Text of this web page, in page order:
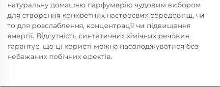
натуральну домашню парфумерію чудовим вибором
для створення конкретних настроєвих середовищ, чи
то для розслаблення, концентрації чи підвищення
енергії. Відсутність синтетичних хімічних речовин
гарантує, що ці користі можна насолоджуватися без
небажаних побічних ефектів.